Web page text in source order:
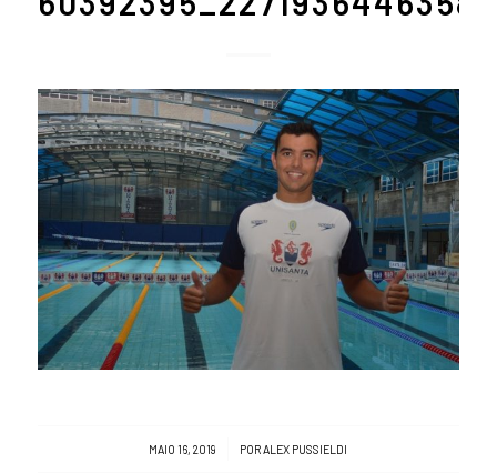
MAIO 16, 2019
/ POR ALEX PUSSIELDI